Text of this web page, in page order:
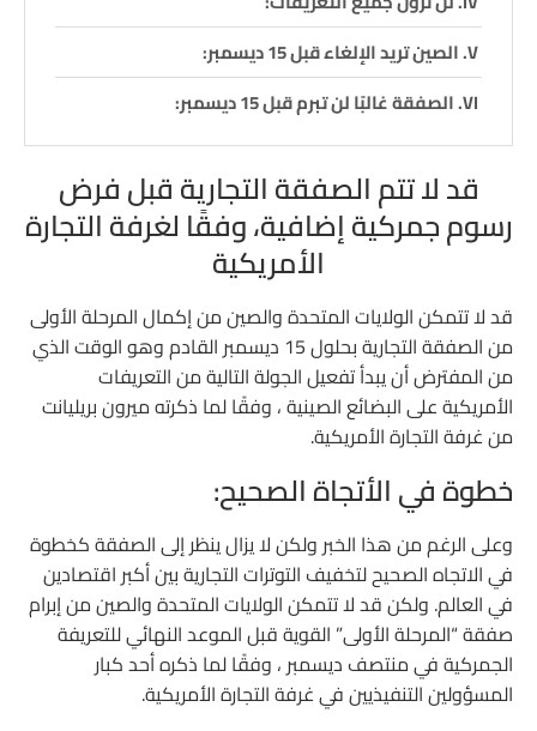
الصين تريد الإلغاء قبل 15 ديسمبر:
الصفقة غالبًا لن تبرم قبل 15 ديسمبر:
قد لا تتم الصفقة التجارية قبل فرض
رسوم جمركية إضافية، وفقًا لغرفة التجارة
الأمريكية
قد لا تتمكن الولايات المتحدة والصين من إكمال المرحلة الأولى
من الصفقة التجارية بحلول 15 ديسمبر القادم وهو الوقت الذي
من المفترض أن يبدأ تفعيل الجولة التالية من التعريفات
الأمريكية على البضائع الصينية ، وفقًا لما ذكرته ميرون بريليانت
من غرفة التجارة الأمريكية.
خطوة في الأتجاة الصحيح:
وعلى الرغم من هذا الخبر ولكن لا يزال ينظر إلى الصفقة كخطوة
في الاتجاه الصحيح لتخفيف التوترات التجارية بين أكبر اقتصادين
في العالم. ولكن قد لا تتمكن الولايات المتحدة والصين من إبرام
صفقة “المرحلة الأولى” القوية قبل الموعد النهائي للتعريفة
الجمركية في منتصف ديسمبر ، وفقًا لما ذكره أحد كبار
المسؤولين التنفيذيين في غرفة التجارة الأمريكية.